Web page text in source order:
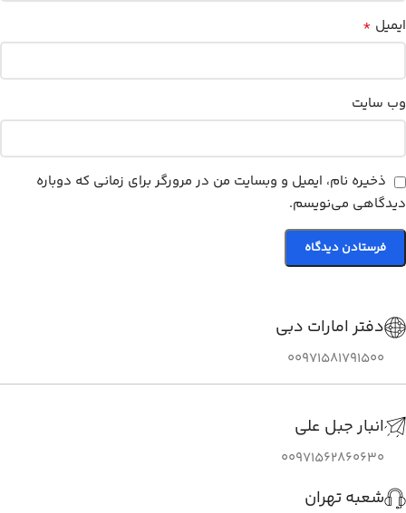
ایمیل *
وب‌ سایت
ذخیره نام، ایمیل و وبسایت من در مرورگر برای زمانی که دوباره
دیدگاهی می‌نویسم.
دفتر امارات دبی
00971581791500
انبار جبل علی
00971562860630
شعبه تهران